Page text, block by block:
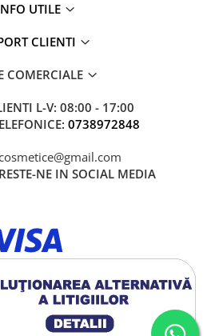
UTILE
CLIENTI
COMERCIALE
L-V: 08:00 - 17:00
0738972848
NE IN SOCIAL MEDIA